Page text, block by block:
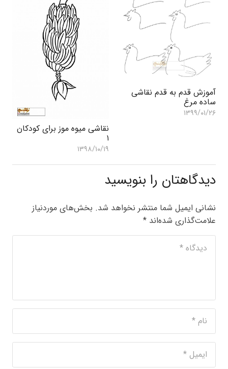
آموزش قدم به قدم نقاشی
ساده مرغ
۱۳۹۹/۰۱/۲۶
نقاشی میوه موز برای کودکان
۱
۱۳۹۸/۱۰/۱۹
دیدگاهتان را بنویسید
نشانی ایمیل شما منتشر نخواهد شد. بخش‌های موردنیاز
علامت‌گذاری شده‌اند *